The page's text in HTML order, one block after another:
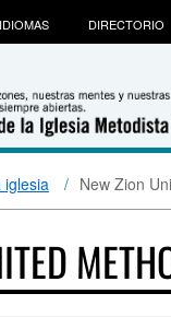
DIRECTORIO
iglesia New Zion